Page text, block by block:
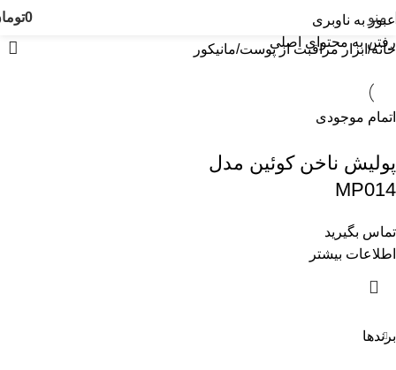
عبور به ناوبری
رفتن به محتوای اصلی
منو 0
برندها
خانه ابزار مراقبت از پوست مانیکور
اتمام موجودی
پولیش ناخن کوئین مدل
MP014
تماس بگیرید
اطلاعات بیشتر